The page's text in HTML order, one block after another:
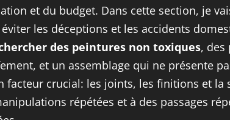
et du budget. Dans cette section, je
les déceptions et les accidents
des peintures non toxiques, des
et un assemblage qui ne présente
facteur crucial: les joints, les finitions et
répétées et à des passages